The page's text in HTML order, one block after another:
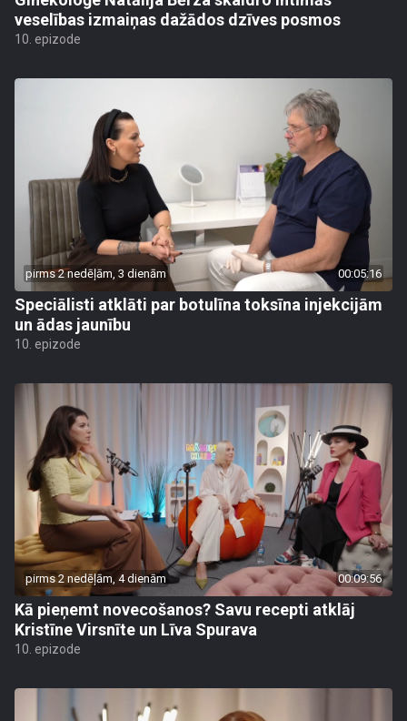
veselības izmaiņas dažādos dzīves posmos
10. epizode
pirms 2 nedēļām, 3 dienām 00:05:16
Speciālisti atklāti par botulīna toksīna injekcijām
un ādas jaunību
10. epizode
pirms 2 nedēļām, 4 dienām 00:09:56
Kā pieņemt novecošanos? Savu recepti atklāj
Kristīne Virsnīte un Līva Spurava
10. epizode